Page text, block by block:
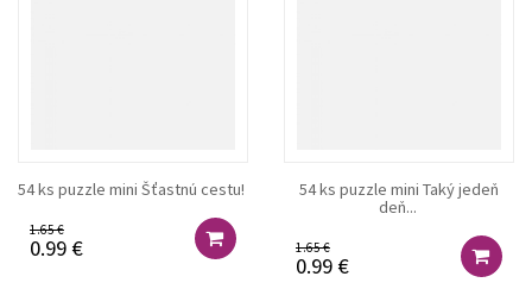
54 ks puzzle mini Šťastnú cestu!
1.65 €
0.99 €
54 ks puzzle mini Taký jedeň
deň...
1.65 €
0.99 €